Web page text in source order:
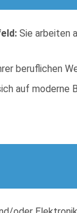
Sie arbeiten
beruflichen
auf